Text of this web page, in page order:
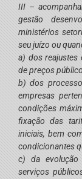
III –
gestão
ministérios
seu juízo ou
a) dos reajustes
de preços
b) dos
empresas
condições
fixação das
iniciais, bem
condicionantes
c) da evolução
serviços